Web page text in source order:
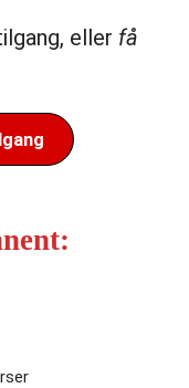
eller få